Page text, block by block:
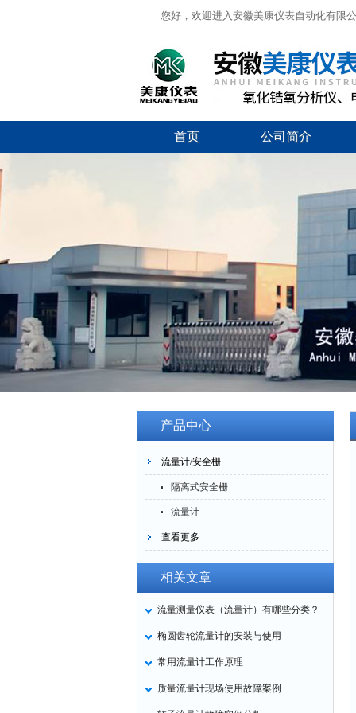
您好，欢迎进入安徽美康仪表自动化有限公
首页 公司简介
产品中心
流量计/安全栅
隔离式安全栅
流量计
查看更多
相关文章
流量测量仪表（流量计）有哪些分类？
椭圆齿轮流量计的安装与使用
常用流量计工作原理
质量流量计现场使用故障案例